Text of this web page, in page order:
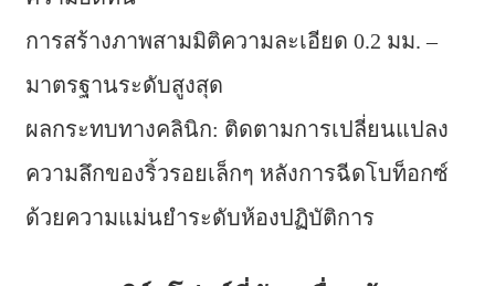
การสร้างภาพสามมิติความละเอียด 0.2 มม. –
มาตรฐานระดับสูงสุด
ผลกระทบทางคลินิก: ติดตามการเปลี่ยนแปลง
ความลึกของริ้วรอยเล็กๆ หลังการฉีดโบท็อกซ์
ด้วยความแม่นยำระดับห้องปฏิบัติการ